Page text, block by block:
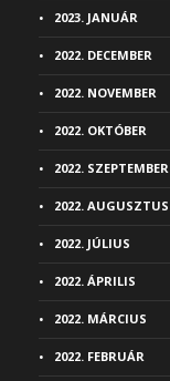
2023. JANUÁR
2022. DECEMBER
2022. NOVEMBER
2022. OKTÓBER
2022. SZEPTEMBER
2022. AUGUSZTUS
2022. JÚLIUS
2022. ÁPRILIS
2022. MÁRCIUS
2022. FEBRUÁR